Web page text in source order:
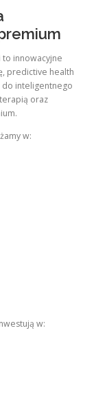
innowacyjne
predictive health
do inteligentnego
oraz
w:
w: